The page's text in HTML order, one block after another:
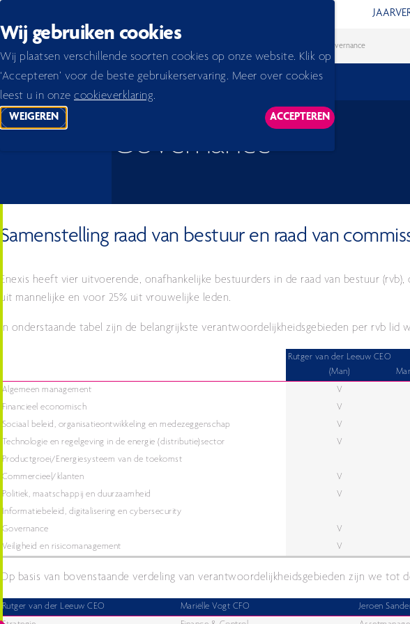
Wij gebruiken cookies
Wij plaatsen verschillende soorten cookies op onze website. Klik op
‘Accepteren’ voor de beste gebruikerservaring. Meer over cookies
leest u in onze cookieverklaring.
WEIGEREN
TRACKING SCRIPTS
ACCEPTEREN
TRACKING SCRIPTS,
Home 2026 Governance
Governance
Samenstelling raad van bestuur en raad van
Enexis heeft vier uitvoerende, onafhankelijke bestuurders in de raad van bestuur
uit mannelijke en voor 25% uit vrouwelijke leden.
In onderstaande tabel zijn de belangrijkste verantwoordelijkheidsgebieden per rvb lid
Rutger van der Leeuw CEO
(Man)
Algemeen management
V
Financieel economisch
V
Sociaal beleid, organisatieontwikkeling en medezeggenschap
V
Technologie en regelgeving in de energie (distributie)sector
V
Productgroei/Energiesysteem van de toekomst
Commercieel/klanten
V
Politiek, maatschappij en duurzaamheid
V
Informatiebeleid, digitalisering en cybersecurity
Governance
V
Veiligheid en risicomanagement
V
Op basis van bovenstaande verdeling van verantwoordelijkheidsgebieden zijn we tot
Rutger van der Leeuw CEO Mariëlle Vogt CFO Jeroen